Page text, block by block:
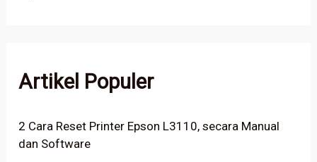
Artikel Populer
2 Cara Reset Printer Epson L3110, secara Manual
dan Software